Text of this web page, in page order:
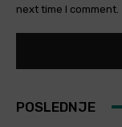
next time I comment.
POSLEDNJE